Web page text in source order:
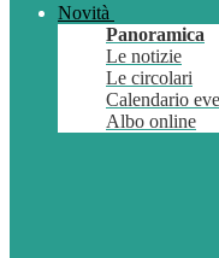
Novità
Panoramica
Le notizie
Le circolari
Calendario
Albo online